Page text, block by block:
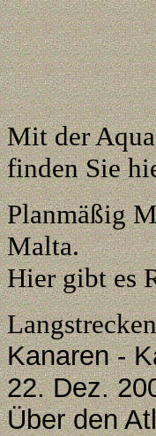
Mit der Aqua
finden Sie
Planmäßig
Malta.
Hier gibt es
Kanaren -
22. Dez.
Über den